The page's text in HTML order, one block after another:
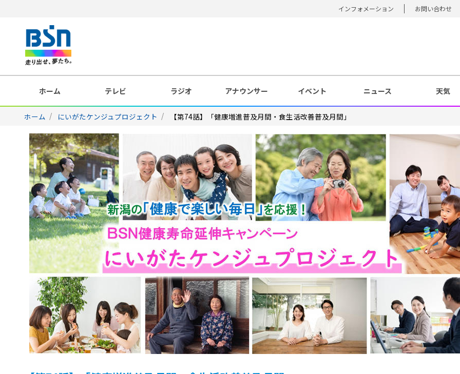
インフォメーション お問い合わせ
ホーム テレビ ラジオ アナウンサー イベント ニュース 天気
ホーム にいがたケンジュプロジェクト 【第74話】「健康増進普及月間・食生活改善普及月間」